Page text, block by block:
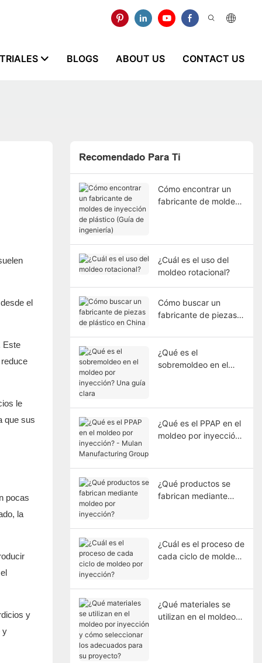
BLOGS ABOUT US CONTACT US
el
Este
le
que sus
pocas
la
y
y
Recomendado Para Ti
Cómo encontrar un
fabricante de moldes
¿Cuál es el uso del
moldeo rotacional?
Cómo buscar un
fabricante de piezas
¿Qué es el
sobremoldeo en el
¿Qué es el PPAP en el
moldeo por inyección?
¿Qué productos se
fabrican mediante
¿Cuál es el proceso de
cada ciclo de moldeo
¿Qué materiales se
utilizan en el moldeo